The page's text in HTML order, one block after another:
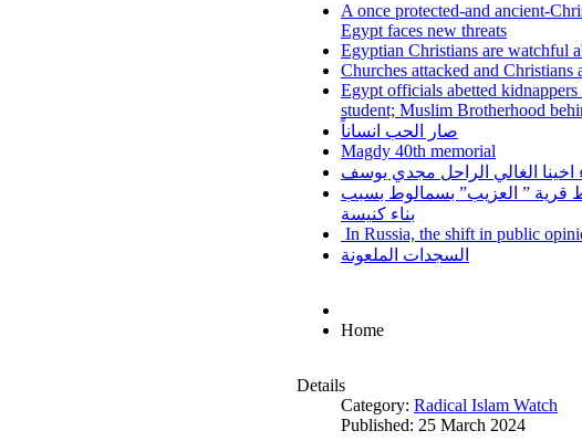
A once protected-and ancient-
Egypt faces new threats
Egyptian Christians are watchful
Churches attacked and Christians
Egypt officials abetted
student; Muslim Brotherhood
صار الحب انساناً
Magdy 40th memorial
الغالي الراحل مجدي يوسف
قرية ” العزيب” بسمالوط بسبب
بناء كنيسة
In Russia, the shift in public
السجدات الملعونة
Home
Details
Category: Radical Islam Watch
Published: 25 March 2024